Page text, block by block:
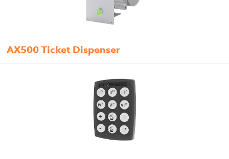
AX500 Ticket Dispenser